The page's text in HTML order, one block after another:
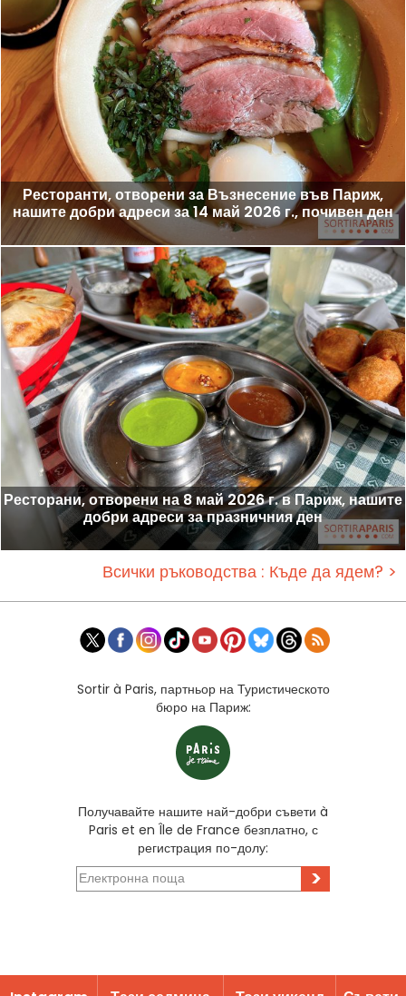
Ресторанти, отворени за Възнесение във Париж,
нашите добри адреси за 14 май 2026 г., почивен ден
Ресторани, отворени на 8 май 2026 г. в Париж, нашите
добри адреси за празничния ден
Всички ръководства : Къде да ядем? >
Sortir à Paris, партньор на Туристическото
бюро на Париж:
Получавайте нашите най-добри съвети à
Paris et en Île de France безплатно, с
регистрация по-долу:
>